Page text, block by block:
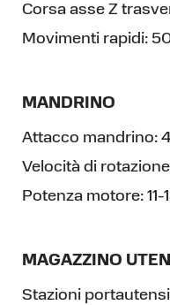
Corsa asse Z
Movimenti rapidi:
MANDRINO
Attacco mandrino:
Velocità di
Potenza motore: 11-
MAGAZZINO
Stazioni